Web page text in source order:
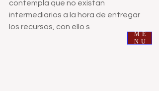
ROMA BIENES RAICES
ME
NU
contempla que no existan
intermediarios a la hora de entregar
los recursos, con ello s